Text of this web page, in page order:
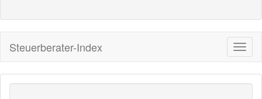
Steuerberater-Index